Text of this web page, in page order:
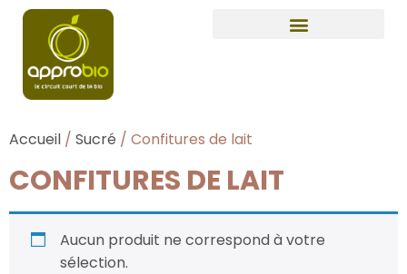
Accueil / Sucré / Confitures de lait
CONFITURES DE LAIT
Aucun produit ne correspond à votre
sélection.